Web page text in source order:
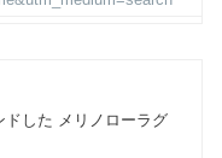
ドした メリノローラグ